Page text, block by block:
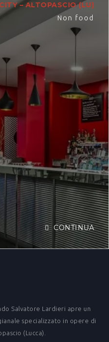
– ALTOPASCIO (LU)
Non food
CONTINUA
Salvatore Lardieri apre un
specializzato in opere di
(Lucca).